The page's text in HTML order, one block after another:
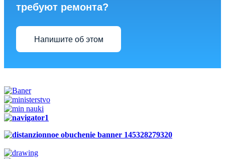
требуют ремонта?
Напишите об этом